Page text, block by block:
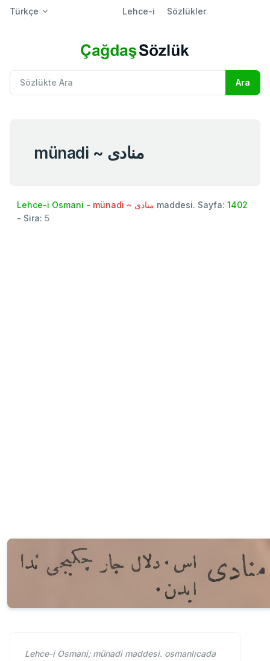
Türkçe Lehce-i Sözlükler
münadi ~ منادی
Lehce-i Osmani - münadi ~ منادی maddesi. Sayfa: 1402
- Sira: 5
Lehce-i Osmani; münadi maddesi. osmanlıcada